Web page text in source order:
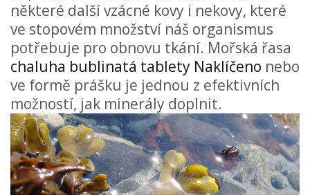
některé další vzácné kovy i nekovy, které
ve stopovém množství náš organismus
potřebuje pro obnovu tkání. Mořská řasa
chaluha bublinatá tablety Naklíčeno nebo
ve formě prášku je jednou z efektivních
možností, jak minerály doplnit.